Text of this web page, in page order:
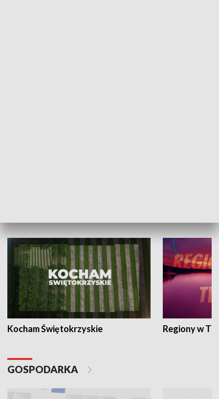
Kocham Świętokrzyskie Regiony w
GOSPODARKA